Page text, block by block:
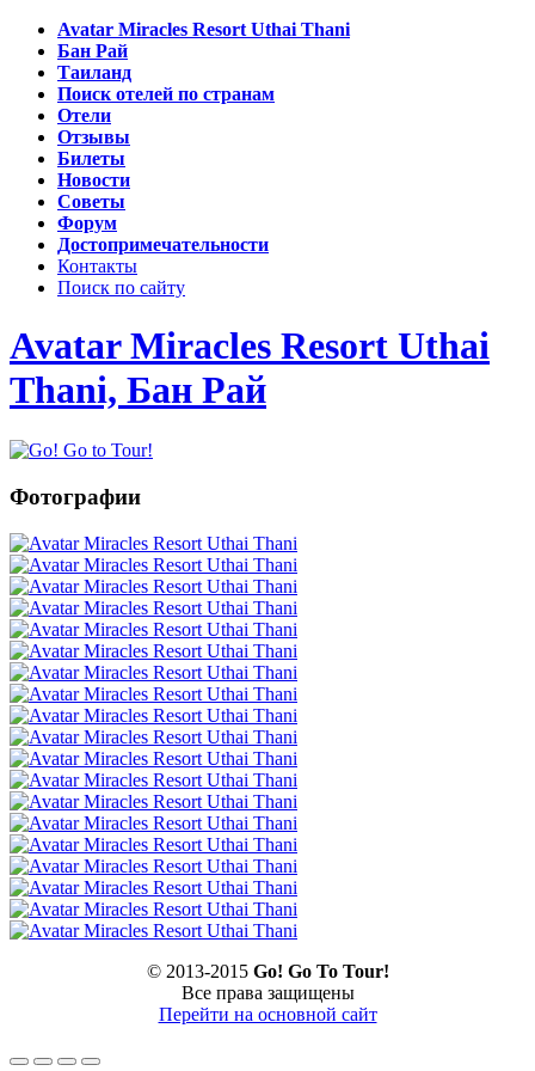
Avatar Miracles Resort Uthai Thani
Бан Рай
Таиланд
Поиск отелей по странам
Отели
Отзывы
Билеты
Новости
Советы
Форум
Достопримечательности
Контакты
Поиск по сайту
Avatar Miracles Resort Uthai
Thani, Бан Рай
Фотографии
© 2013-2015 Go! Go To Tour!
Все права защищены
Перейти на основной сайт